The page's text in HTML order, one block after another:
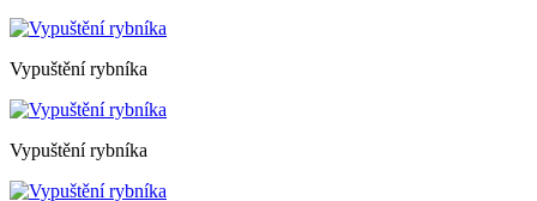
Vypuštění rybníka
Vypuštění rybníka